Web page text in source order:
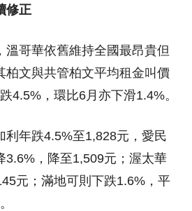
修正
溫哥華依舊維持全國最昂貴但
柏文與共管柏文平均租金叫價
4.5%，環比6月亦下滑1.4%。
利年跌4.5%至1,828元，愛民
3.6%，降至1,509元；渥太華
元；滿地可則下跌1.6%，平